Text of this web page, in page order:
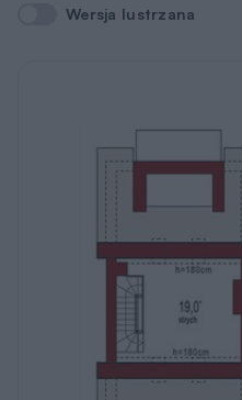
Wersja lustrzana
Wersja lustrzana